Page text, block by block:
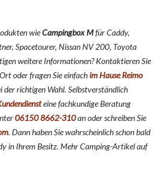
wieCampingbox MfürCaddy,
Spacetourer, Nissan NV 200, Toyota
weitere Informationen? Kontaktieren Sie
oder fragen Sie einfachim Hause Reimo
der richtigen Wahl. Selbstverständlich
eine fachkundige Beratung
06150 8662-310an oder schreiben Sie
. Dann haben Sie wahrscheinlich schon bald
in Ihrem Besitz. Mehr Camping-Artikel auf